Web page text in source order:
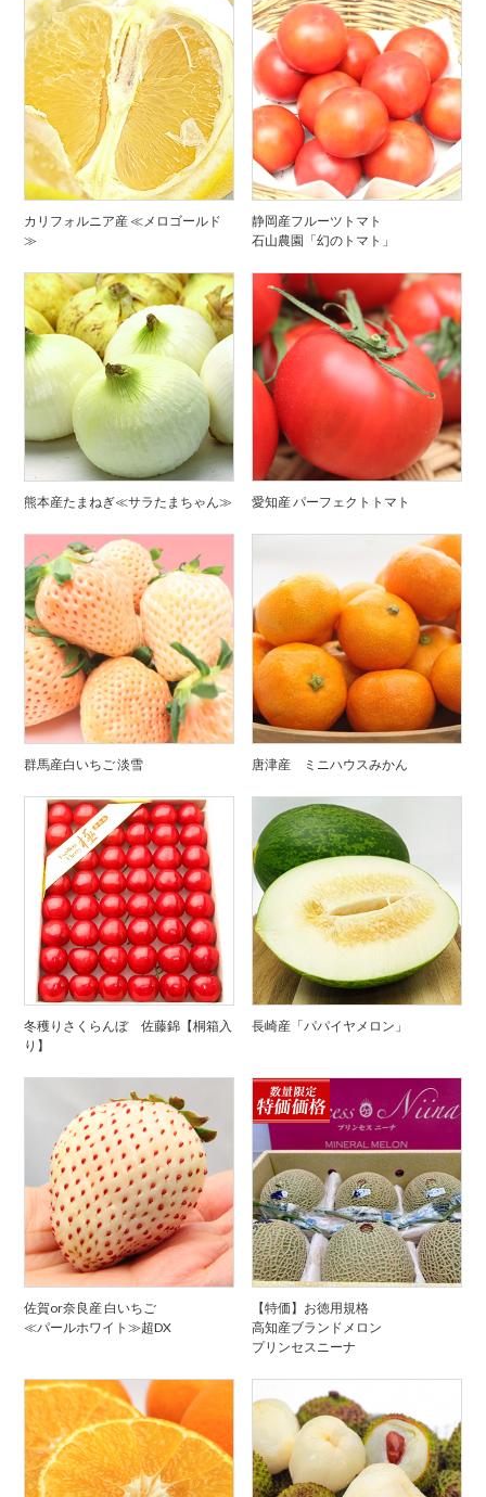
カリフォルニア産 ≪メロゴールド
≫
静岡産フルーツトマト
石山農園「幻のトマト」
熊本産たまねぎ≪サラたまちゃん≫ 愛知産 パーフェクトトマト
群馬産白いちご 淡雪 唐津産 ミニハウスみかん
冬穫りさくらんぼ 佐藤錦【桐箱入
り】
長崎産「パパイヤメロン」
佐賀or奈良産 白いちご
≪パールホワイト≫超DX
【特価】お徳用規格
高知産ブランドメロン
プリンセスニーナ